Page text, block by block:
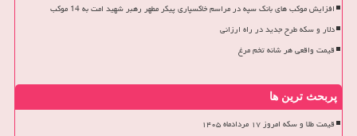
افزایش موکب های بانک سپه در مراسم خاکسپاری پیکر مطهر رهبر شهید امت به 14 موکب
دلار و سکه طرح جدید در راه ارزانی
قیمت واقعی هر شانه تخم مرغ
پربحث ترین ها
قیمت طلا و سکه امروز ۱۷ مردادماه ۱۴۰۵